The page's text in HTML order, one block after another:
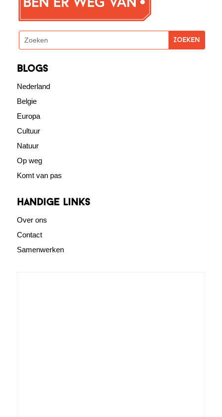
blogs
Nederland
Belgie
Europa
Cultuur
Natuur
Op weg
Komt van pas
Handige links
Over ons
Contact
Samenwerken